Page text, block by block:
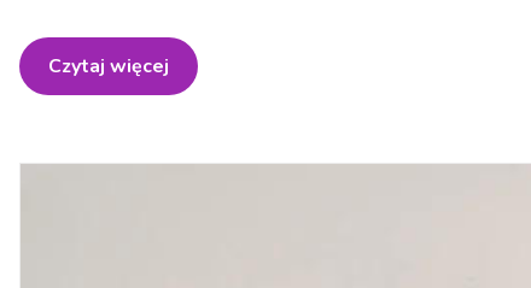
Czytaj więcej